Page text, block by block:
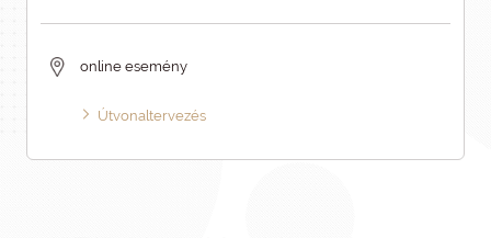
online esemény
Útvonaltervezés